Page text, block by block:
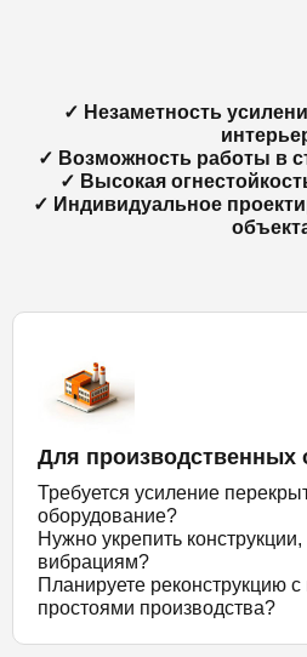
✓ Незаметность
✓ Возможность работы в
✓ Высокая
✓ Индивидуальное
Для производственных
Требуется усиление
оборудование?
Нужно укрепить
вибрациям?
Планируете реконструкцию
простоями производства?